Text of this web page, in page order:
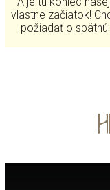
vlastne začiatok!
požiadať o